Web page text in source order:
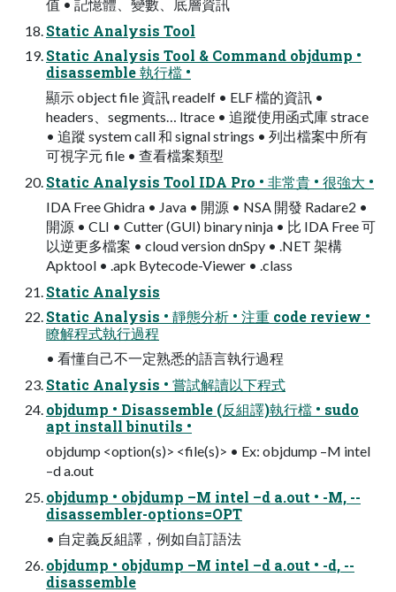
值 • 記憶體、變數、底層資訊
Static Analysis Tool
Static Analysis Tool & Command objdump •
disassemble 執行檔 •
顯示 object file 資訊 readelf • ELF 檔的資訊 •
headers、segments… ltrace • 追蹤使用函式庫 strace
• 追蹤 system call 和 signal strings • 列出檔案中所有
可視字元 file • 查看檔案類型
Static Analysis Tool IDA Pro • 非常貴 • 很強大 •
IDA Free Ghidra • Java • 開源 • NSA 開發 Radare2 •
開源 • CLI • Cutter (GUI) binary ninja • 比 IDA Free 可
以逆更多檔案 • cloud version dnSpy • .NET 架構
Apktool • .apk Bytecode-Viewer • .class
Static Analysis
Static Analysis • 靜態分析 • 注重 code review •
瞭解程式執行過程
• 看懂自己不一定熟悉的語言執行過程
Static Analysis • 嘗試解讀以下程式
objdump • Disassemble (反組譯)執行檔 • sudo
apt install binutils •
objdump <option(s)> <file(s)> • Ex: objdump –M intel
–d a.out
objdump • objdump –M intel –d a.out • -M, --
disassembler-options=OPT
• 自定義反組譯，例如自訂語法
objdump • objdump –M intel –d a.out • -d, --
disassemble